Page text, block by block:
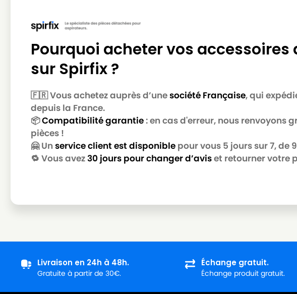
Pourquoi acheter vos accessoires
sur Spirfix ?
🇫🇷 Vous achetez auprès d’unesociété Française, qui
depuis la France.
📦Compatibilité garantie: en cas d'erreur, nous renvoyons
pièces !
🤗 Un service client est disponible pour vous 5 jours sur 7, de
🔁 Vous avez30 jours pour changer d’aviset retourner votre
Livraison en 24h à 48h.
Gratuite à partir de 30€.
Échange gratuit.
Échange produit gratuit.